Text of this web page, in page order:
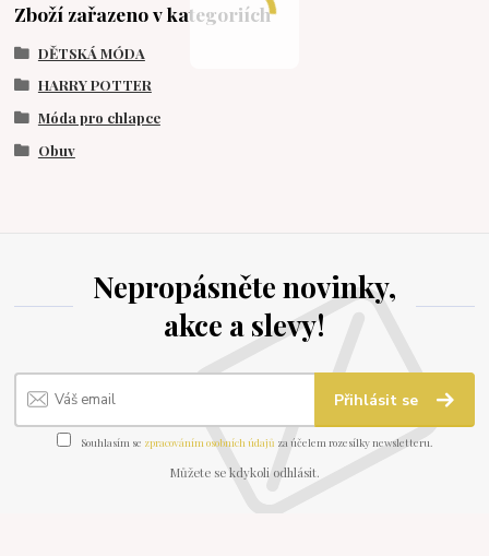
Zboží zařazeno v kategoriích
DĚTSKÁ MÓDA
HARRY POTTER
Móda pro chlapce
Obuv
Nepropásněte novinky,
akce a slevy!
Přihlásit se
Souhlasím se zpracováním osobních údajů za účelem rozesílky newsletteru.
Můžete se kdykoli odhlásit.